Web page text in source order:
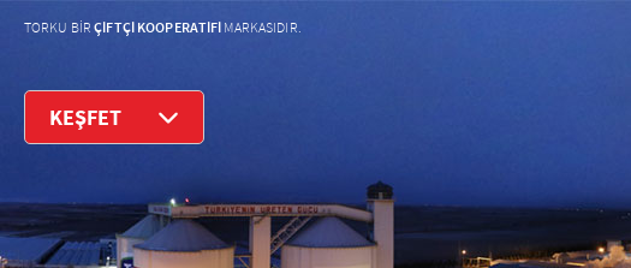
TORKU BİRÇİFTÇİ KOOPERATİFİ MARKASIDIR.
KEŞFET